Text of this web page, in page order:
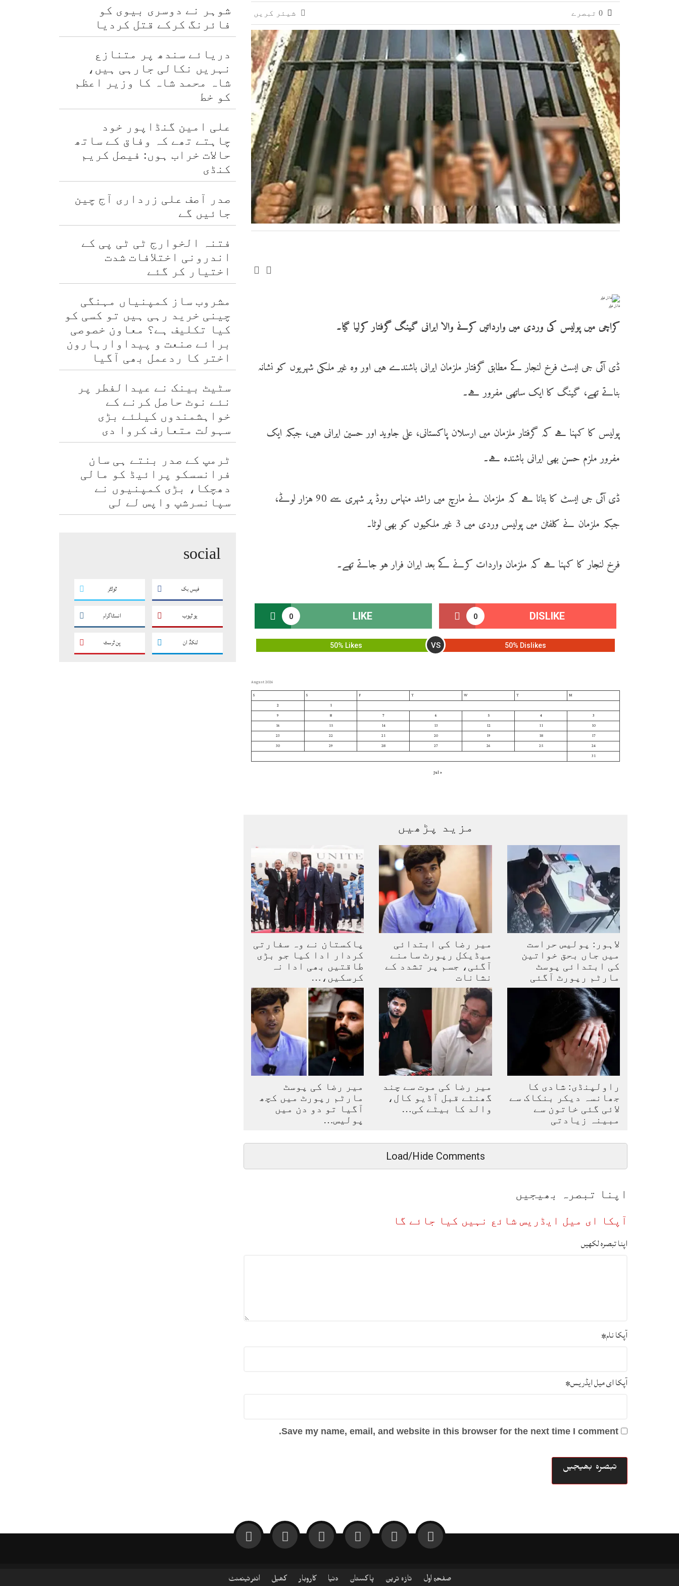
مکہ ڈیفنس ایگریمنٹ سعودی عرب، پاکستان، ترکیہ کے محفوظ مستقبل کی ضمانت ہے: بلاول
الٹی گنتی والے خود بھی سیدھے ہوجائیں گے اور ان کی گنتی بھی سیدھی ہو جائے گی: رانا ثناء اللّٰہ
شوہر نے دوسری بیوی کو
فائرنگ کرکے قتل کردیا
دریائے سندھ پر متنازع
نہریں نکالی جارہی ہیں،
شاہ محمد شاہ کا وزیر اعظم
کو خط
علی امین گنڈاپور خود
چاہتے تھے کہ وفاق کے ساتھ
حالات خراب ہوں: فیصل کریم
کنڈی
صدر آصف علی زرداری آج چین
جائیں گے
فتنہ الخوارج ٹی ٹی پی کے
اندرونی اختلافات شدت
اختیار کر گئے
مشروب ساز کمپنیاں مہنگی
چینی خرید رہی ہیں تو کسی کو
کیا تکلیف ہے؟ معاون خصوصی
برائے صنعت و پیداوارہارون
اختر کا ردعمل بھی آگیا
سٹیٹ بینک نے عیدالفطر پر
نئے نوٹ حاصل کرنے کے
خواہشمندوں کیلئے بڑی
سہولت متعارف کروا دی
ٹرمپ کے صدر بنتے ہی سان
فرانسسکو پرائیڈ کو مالی
دھچکا، بڑی کمپنیوں نے
سپانسرشپ واپس لے لی
social
فیس بک ٹوئٹر
یو ٹیوب انسٹاگرام
لنکڈ ان پن ٹرسٹ
شیئر کریں
فائل فوٹو
کراچی میں پولیس کی وردی میں وارداتیں کرنے والا ایرانی گینگ گرفتار کرلیا گیا۔
ڈی آئی جی ایسٹ فرخ لنجار کے مطابق گرفتار ملزمان ایرانی باشندے ہیں اور وہ غیر ملکی شہریوں کو نشانہ
بناتے تھے، گینگ کا ایک ساتھی مفرور ہے۔
پولیس کا کہنا ہے کہ گرفتار ملزمان میں ارسلان پاکستانی، علی جاوید اور حسین ایرانی ہیں، جبکہ ایک
مفرور ملزم حسن بھی ایرانی باشندہ ہے۔
ڈی آئی جی ایسٹ کا بتانا ہے کہ ملزمان نے مارچ میں راشد منہاس روڈ پر شہری سے 90 ہزار لوٹے،
جبکہ ملزمان نے کلفٹن میں پولیس وردی میں 3 غیر ملکیوں کو بھی لوٹا۔
فرخ لنجار کا کہنا ہے کہ ملزمان واردات کرنے کے بعد ایران فرار ہو جاتے تھے۔
0 LIKE 0 DISLIKE
50% Likes VS 50% Dislikes
August 2026
M
T
W
T
F
S
S
1
2
3
4
5
6
7
8
9
10
11
12
13
14
15
16
17
18
19
20
21
22
23
24
25
26
27
28
29
30
31
« Jul
مزید پڑھیں
پاکستان نے وہ سفارتی
کردار ادا کیا جو بڑی
طاقتیں بھی ادا نہ
کرسکیں،…
میر رضا کی ابتدائی
میڈیکل رپورٹ سامنے
آگئی، جسم پر تشدد کے
نشانات
لاہور: پولیس حراست
میں جاں بحق خواتین
کی ابتدائی پوسٹ
مارٹم رپورٹ آگئی
میر رضا کی پوسٹ
مارٹم رپورٹ میں کچھ
آگیا تو دو دن میں
پولیس…
میر رضا کی موت سے چند
گھنٹے قبل آڈیو کال،
والد کا بیٹے کی…
راولپنڈی: شادی کا
جھانسہ دیکر بنکاک سے
لائی گئی خاتون سے
مبینہ زیادتی
Load/Hide Comments
اپنا تبصرہ بھیجیں
آپکا ای میل ایڈریس شائع نہیں کیا جائے گا
اپنا تبصرہ لکھیں
آپکا نام*
آپکا ای میل ایڈریس*
Save my name, email, and website in this browser for the next time I comment.
صفحہ اول تازہ ترین پاکستان دنیا کاروبار کھیل انٹرٹینمنٹ